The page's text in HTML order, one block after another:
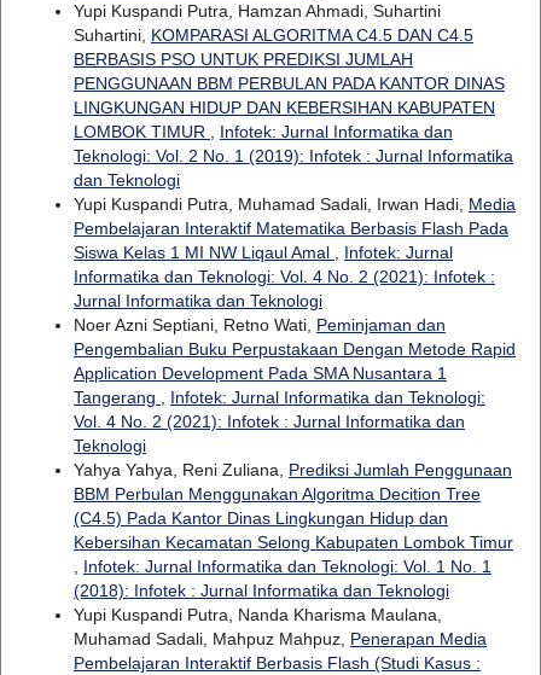
Yupi Kuspandi Putra, Hamzan Ahmadi, Suhartini
Suhartini, KOMPARASI ALGORITMA C4.5 DAN C4.5
BERBASIS PSO UNTUK PREDIKSI JUMLAH
PENGGUNAAN BBM PERBULAN PADA KANTOR DINAS
LINGKUNGAN HIDUP DAN KEBERSIHAN KABUPATEN
LOMBOK TIMUR
Infotek: Jurnal Informatika dan
Teknologi: Vol. 2 No. 1 (2019): Infotek : Jurnal Informatika
dan Teknologi
Yupi Kuspandi Putra, Muhamad Sadali, Irwan Hadi, Media
Pembelajaran Interaktif Matematika Berbasis Flash Pada
Siswa Kelas 1 MI NW Liqaul Amal
Infotek: Jurnal
Informatika dan Teknologi: Vol. 4 No. 2 (2021): Infotek :
Jurnal Informatika dan Teknologi
Noer Azni Septiani, Retno Wati, Peminjaman dan
Pengembalian Buku Perpustakaan Dengan Metode Rapid
Application Development Pada SMA Nusantara 1
Tangerang
Infotek: Jurnal Informatika dan Teknologi:
Vol. 4 No. 2 (2021): Infotek : Jurnal Informatika dan
Teknologi
Yahya Yahya, Reni Zuliana, Prediksi Jumlah Penggunaan
BBM Perbulan Menggunakan Algoritma Decition Tree
(C4.5) Pada Kantor Dinas Lingkungan Hidup dan
Kebersihan Kecamatan Selong Kabupaten Lombok Timur
Infotek: Jurnal Informatika dan Teknologi: Vol. 1 No. 1
(2018): Infotek : Jurnal Informatika dan Teknologi
Yupi Kuspandi Putra, Nanda Kharisma Maulana,
Muhamad Sadali, Mahpuz Mahpuz, Penerapan Media
Pembelajaran Interaktif Berbasis Flash (Studi Kasus :